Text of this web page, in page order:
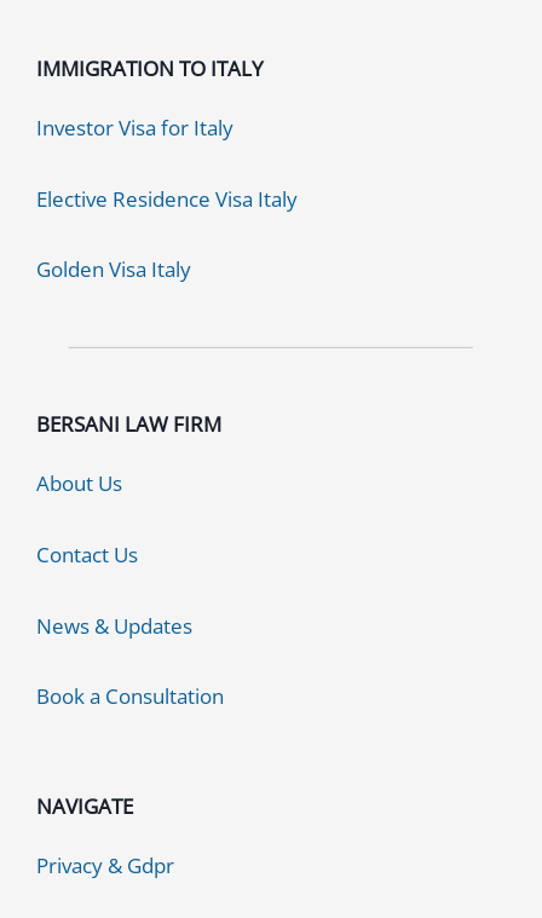
IMMIGRATION TO ITALY
Investor Visa for Italy
Elective Residence Visa Italy
Golden Visa Italy
BERSANI LAW FIRM
About Us
Contact Us
News & Updates
Book a Consultation
NAVIGATE
Privacy & Gdpr